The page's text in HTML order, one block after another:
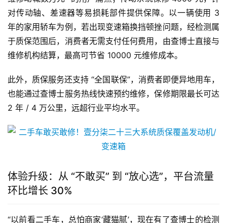
对传动轴、差速器等易损耗部件提供保障。以一辆使用 3
年的家用轿车为例，若出现变速箱换挡顿挫问题，经检测属
于质保范围后，消费者无需支付任何费用，由查博士直接与
维修机构结算，最高可节省 10000 元维修成本。
此外，质保服务还支持 “全国联保”，消费者即便异地用车，
也能通过查博士服务热线快速预约维修，保修期限最长可达
2 年 / 4 万公里，远超行业平均水平。
体验升级：从 “不敢买” 到 “放心选”，平台流量
环比增长 30%
“以前看二手车，总怕商家‘藏猫腻’，现在有了查博士的检测